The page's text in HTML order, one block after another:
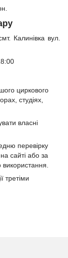
Калинівка вул.
циркового
студіях,
власні
перевірку
сайті або за
третіми